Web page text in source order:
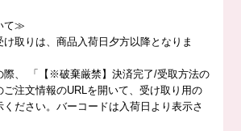
て≫
取りは、商品入荷日夕方以降となりま
、 「【※破棄厳禁】決済完了/受取方法の
ご注文情報のURLを開いて、受け取り用の
ださい。バーコードは入荷日より表示さ